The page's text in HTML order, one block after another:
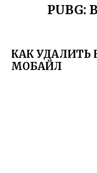
PUBG:
КАК УДАЛИТЬ
МОБАЙЛ